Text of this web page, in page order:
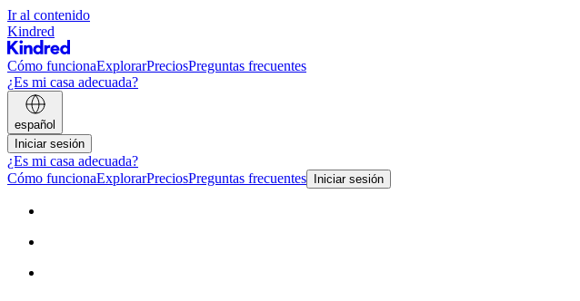
Ir al contenido
Kindred
Cómo funcionaExplorarPreciosPreguntas frecuentes
¿Es mi casa adecuada?
español
Iniciar sesión
¿Es mi casa adecuada?
Cómo funcionaExplorarPreciosPreguntas frecuentes Iniciar sesión